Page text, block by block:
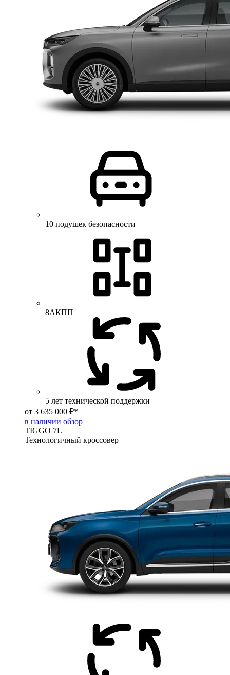
10 подушек безопасности
8АКПП
5 лет технической поддержки
от 3 635 000 ₽*
в наличии обзор
TIGGO 7L
Технологичный кроссовер